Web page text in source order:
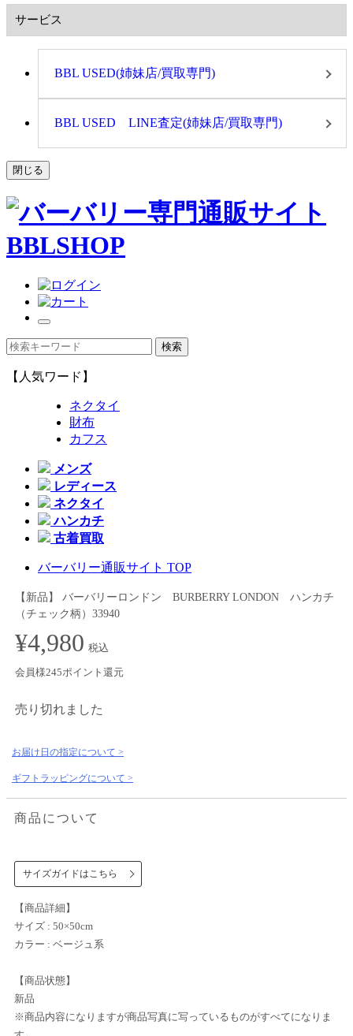
サービス
BBL USED(姉妹店/買取専門)
BBL USED LINE査定(姉妹店/買取専門)
閉じる
【人気ワード】
ネクタイ
財布
カフス
メンズ
レディース
ネクタイ
ハンカチ
古着買取
バーバリー通販サイト TOP
【新品】 バーバリーロンドン BURBERRY LONDON ハンカチ
（チェック柄）33940
¥4,980 税込
会員様245ポイント還元
売り切れました
お届け日の指定について >
ギフトラッピングについて >
商品について
サイズガイドはこちら
【商品詳細】
サイズ : 50×50cm
カラー : ベージュ系
【商品状態】
新品
※商品内容になりますが商品写真に写っているものがすべてになりま